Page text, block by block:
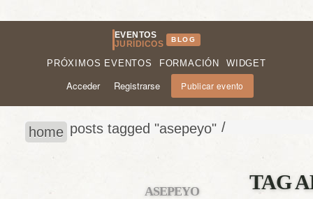
EVENTOS
JURÍDICOS
BLOG
PRÓXIMOS EVENTOS FORMACIÓN WIDGET
Acceder Registrarse Publicar evento
home /
posts tagged "asepeyo"
TAG
ASEPEYO